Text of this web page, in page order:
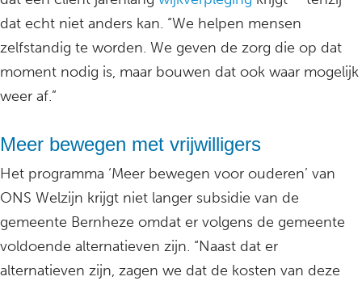
dat echt niet anders kan. “We helpen mensen
zelfstandig te worden. We geven de zorg die op dat
moment nodig is, maar bouwen dat ook waar mogelijk
weer af.”
Meer bewegen met vrijwilligers
Het programma ‘Meer bewegen voor ouderen’ van
ONS Welzijn krijgt niet langer subsidie van de
gemeente Bernheze omdat er volgens de gemeente
voldoende alternatieven zijn. “Naast dat er
alternatieven zijn, zagen we dat de kosten van deze